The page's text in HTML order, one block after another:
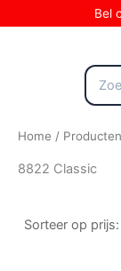
naar
Bel
naar:
Home /
8822 Classic